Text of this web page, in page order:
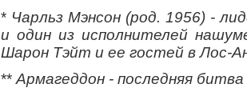
* Чарльз Мэнсон (род. 1956) -
и один из исполнителей
Шарон Тэйт и ее гостей в Лос-
** Армагеддон - последняя